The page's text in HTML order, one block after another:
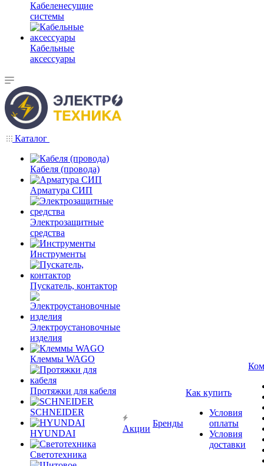
Кабеленесущие
системы
Кабельные
аксессуары
Каталог
Кабеля (провода)
Арматура СИП
Электрозащитные
средства
Инструменты
Пускатель, контактор
Электроустановочные
изделия
Клеммы WAGO
Протяжки для кабеля
SCHNEIDER
HYUNDAI
Светотехника
Акции
Бренды
Как купить
Условия
оплаты
Условия
доставки